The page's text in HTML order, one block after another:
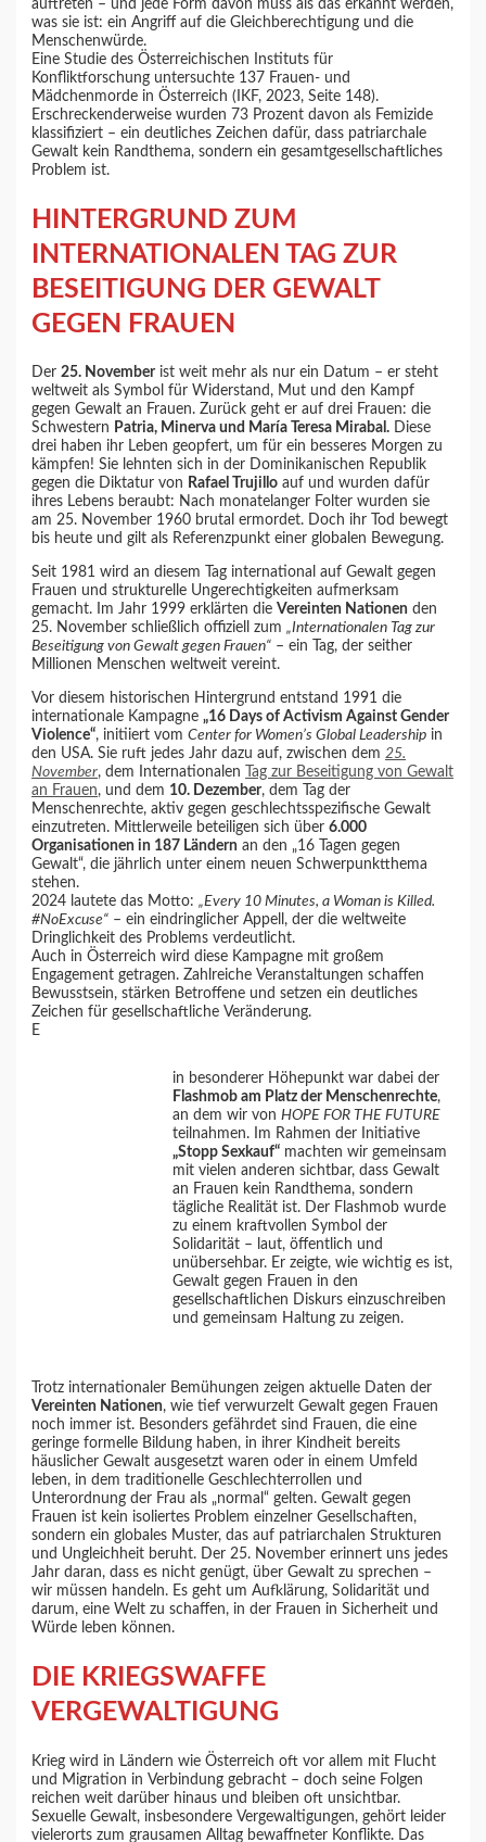
auftreten – und jede Form davon muss als das erkannt werden,
was sie ist: ein Angriff auf die Gleichberechtigung und die
Menschenwürde.
Eine Studie des Österreichischen Instituts für
Konfliktforschung untersuchte 137 Frauen- und
Mädchenmorde in Österreich (IKF, 2023, Seite 148).
Erschreckenderweise wurden 73 Prozent davon als Femizide
klassifiziert – ein deutliches Zeichen dafür, dass patriarchale
Gewalt kein Randthema, sondern ein gesamtgesellschaftliches
Problem ist.
HINTERGRUND ZUM
INTERNATIONALEN TAG ZUR
BESEITIGUNG DER GEWALT
GEGEN FRAUEN
Der25. Novemberist weit mehr als nur ein Datum – er steht
weltweit als Symbol für Widerstand, Mut und den Kampf
gegen Gewalt an Frauen. Zurück geht er auf drei Frauen: die
Schwestern Patria, Minerva und María Teresa Mirabal. Diese
drei haben ihr Leben geopfert, um für ein besseres Morgen zu
kämpfen! Sie lehnten sich in der Dominikanischen Republik
gegen die Diktatur von Rafael Trujillo auf und wurden dafür
ihres Lebens beraubt: Nach monatelanger Folter wurden sie
am 25. November 1960 brutal ermordet. Doch ihr Tod bewegt
bis heute und gilt als Referenzpunkt einer globalen Bewegung.
Seit 1981 wird an diesem Tag international auf Gewalt gegen
Frauen und strukturelle Ungerechtigkeiten aufmerksam
gemacht. Im Jahr 1999 erklärten dieVereinten Nationen den
25. November schließlich offiziell zum„Internationalen Tag zur
Beseitigung von Gewalt gegen Frauen“ – ein Tag, der seither
Millionen Menschen weltweit vereint.
Vor diesem historischen Hintergrund entstand 1991 die
internationale Kampagne„16 Days of Activism Against Gender
Violence“, initiiert vomCenter for Women’s Global Leadership in
den USA. Sie ruft jedes Jahr dazu auf, zwischen dem 25.
November, dem Internationalen
Tag zur Beseitigung von Gewalt
an Frauen, und dem 10. Dezember, dem Tag der
Menschenrechte, aktiv gegen geschlechtsspezifische Gewalt
einzutreten. Mittlerweile beteiligen sich über6.000
Organisationen in 187 Ländern an den „16 Tagen gegen
Gewalt“, die jährlich unter einem neuen Schwerpunktthema
stehen.
2024 lautete das Motto:„Every 10 Minutes, a Woman is Killed.
#NoExcuse“ – ein eindringlicher Appell, der die weltweite
Dringlichkeit des Problems verdeutlicht.
Auch in Österreich wird diese Kampagne mit großem
Engagement getragen. Zahlreiche Veranstaltungen schaffen
Bewusstsein, stärken Betroffene und setzen ein deutliches
Zeichen für gesellschaftliche Veränderung.
E
in besonderer Höhepunkt war dabei der
Flashmob am Platz der Menschenrechte,
an dem wir von HOPE FOR THE FUTURE
teilnahmen. Im Rahmen der Initiative
„Stopp Sexkauf“ machten wir gemeinsam
mit vielen anderen sichtbar, dass Gewalt
an Frauen kein Randthema, sondern
tägliche Realität ist. Der Flashmob wurde
zu einem kraftvollen Symbol der
Solidarität – laut, öffentlich und
unübersehbar. Er zeigte, wie wichtig es ist,
Gewalt gegen Frauen in den
gesellschaftlichen Diskurs einzuschreiben
und gemeinsam Haltung zu zeigen.
Trotz internationaler Bemühungen zeigen aktuelle Daten der
Vereinten Nationen, wie tief verwurzelt Gewalt gegen Frauen
noch immer ist. Besonders gefährdet sind Frauen, die eine
geringe formelle Bildung haben, in ihrer Kindheit bereits
häuslicher Gewalt ausgesetzt waren oder in einem Umfeld
leben, in dem traditionelle Geschlechterrollen und
Unterordnung der Frau als „normal“ gelten. Gewalt gegen
Frauen ist kein isoliertes Problem einzelner Gesellschaften,
sondern ein globales Muster, das auf patriarchalen Strukturen
und Ungleichheit beruht. Der 25. November erinnert uns jedes
Jahr daran, dass es nicht genügt, über Gewalt zu sprechen –
wir müssen handeln. Es geht um Aufklärung, Solidarität und
darum, eine Welt zu schaffen, in der Frauen in Sicherheit und
Würde leben können.
DIE KRIEGSWAFFE
VERGEWALTIGUNG
Krieg wird in Ländern wie Österreich oft vor allem mit Flucht
und Migration in Verbindung gebracht – doch seine Folgen
reichen weit darüber hinaus und bleiben oft unsichtbar.
Sexuelle Gewalt, insbesondere Vergewaltigungen, gehört leider
vielerorts zum grausamen Alltag bewaffneter Konflikte. Das